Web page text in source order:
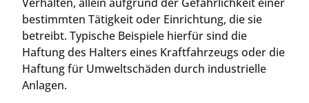
bestimmten Tätigkeit oder Einrichtung, die sie
betreibt. Typische Beispiele hierfür sind die
Haftung des Halters eines Kraftfahrzeugs oder die
Haftung für Umweltschäden durch industrielle
Anlagen.